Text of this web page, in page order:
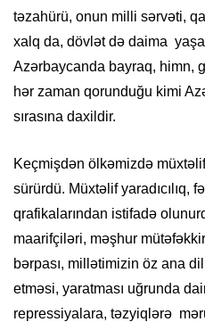
təzahürü, onun milli sərvəti,
xalq da, dövlət də daima
Azərbaycanda bayraq, himn,
hər zaman qorunduğu kimi
sırasına daxildir.
Keçmişdən ölkəmizdə
sürürdü. Müxtəlif yaradıcılıq,
qrafikalarından istifadə
maarifçiləri, məşhur
bərpası, millətimizin öz ana
etməsi, yaratması uğrunda
repressiyalara, təzyiqlərə